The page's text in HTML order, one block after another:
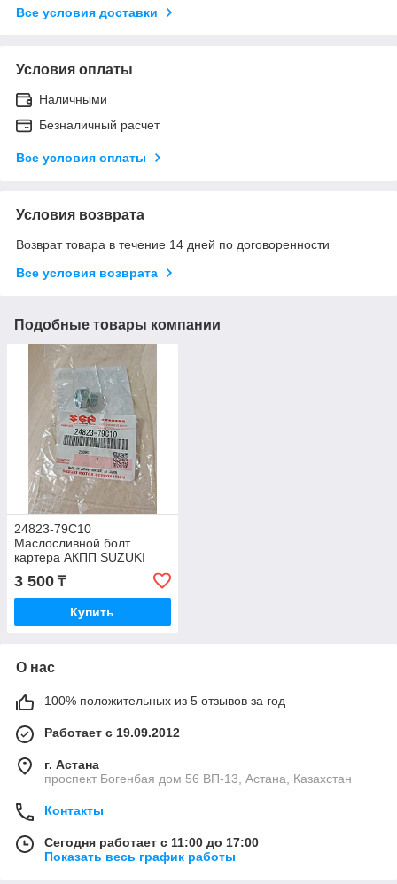
Все условия доставки
Условия оплаты
Наличными
Безналичный расчет
Все условия оплаты
Условия возврата
Возврат товара в течение 14 дней по договоренности
Все условия возврата
Подобные товары компании
24823-79C10
Маслосливной болт
картера АКПП SUZUKI
GRAND VITARA, JAPAN
3 500 ₸
Купить
О нас
100% положительных из 5 отзывов за год
Работает с 19.09.2012
г. Астана
проспект Богенбая дом 56 ВП-13, Астана, Казахстан
Контакты
Сегодня работает с 11:00 до 17:00
Показать весь график работы